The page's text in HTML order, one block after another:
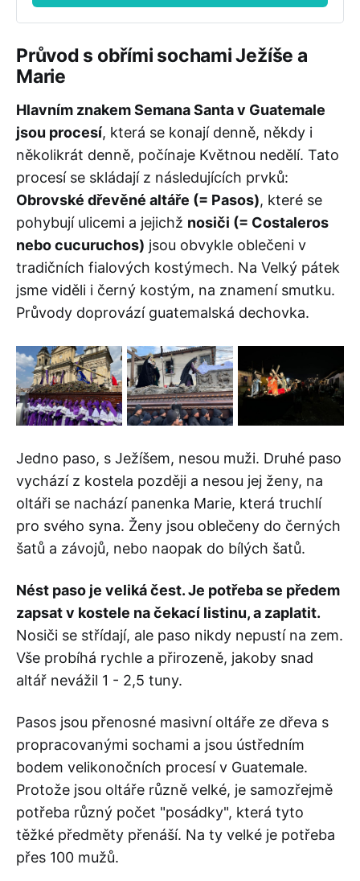
Průvod s obřími sochami Ježíše a
Marie
Hlavním znakem Semana Santa v Guatemale
jsou procesí, která se konají denně, někdy i
několikrát denně, počínaje Květnou nedělí. Tato
procesí se skládají z následujících prvků:
Obrovské dřevěné altáře (= Pasos), které se
pohybují ulicemi a jejichž nosiči (= Costaleros
nebo cucuruchos) jsou obvykle oblečeni v
tradičních fialových kostýmech. Na Velký pátek
jsme viděli i černý kostým, na znamení smutku.
Průvody doprovází guatemalská dechovka.
Jedno paso, s Ježíšem, nesou muži. Druhé paso
vychází z kostela později a nesou jej ženy, na
oltáři se nachází panenka Marie, která truchlí
pro svého syna. Ženy jsou oblečeny do černých
šatů a závojů, nebo naopak do bílých šatů.
Nést paso je veliká čest. Je potřeba se předem
zapsat v kostele na čekací listinu, a zaplatit.
Nosiči se střídají, ale paso nikdy nepustí na zem.
Vše probíhá rychle a přirozeně, jakoby snad
altář nevážil 1 - 2,5 tuny.
Pasos jsou přenosné masivní oltáře ze dřeva s
propracovanými sochami a jsou ústředním
bodem velikonočních procesí v Guatemale.
Protože jsou oltáře různě velké, je samozřejmě
potřeba různý počet "posádky", která tyto
těžké předměty přenáší. Na ty velké je potřeba
přes 100 mužů.